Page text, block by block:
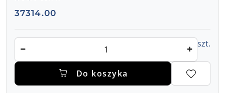
Cena:
37314.00
Ilość szt.
Do koszyka